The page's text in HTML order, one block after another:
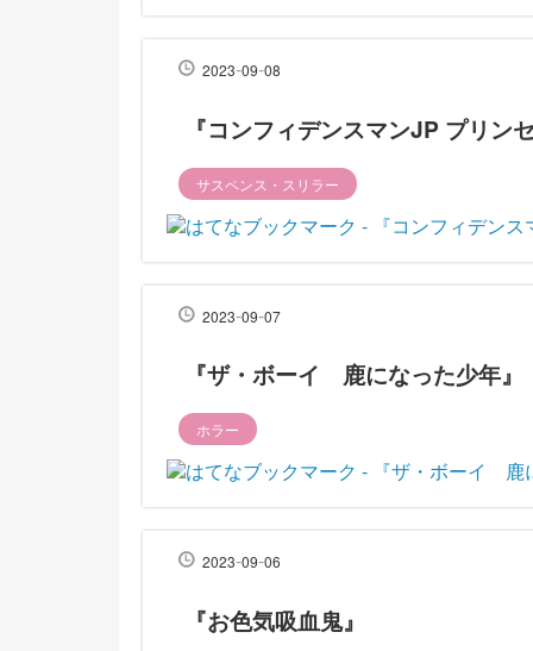
2023-09-08
『コンフィデンスマンJP プリン
サスペンス・スリラー
2023-09-07
『ザ・ボーイ 鹿になった少年』
ホラー
2023-09-06
『お色気吸血鬼』